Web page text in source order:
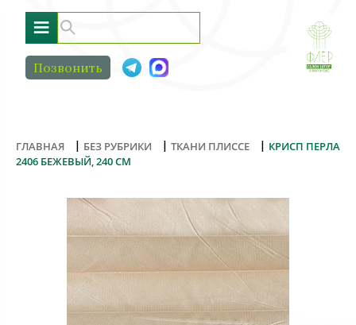
≡
Позвонить
ГЛАВНАЯ | БЕЗ РУБРИКИ | ТКАНИ ПЛИССЕ | КРИСП ПЕРЛА
2406 БЕЖЕВЫЙ, 240 СМ